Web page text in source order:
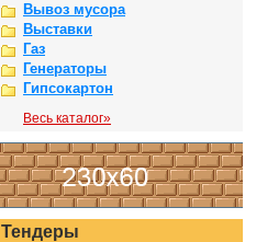
Вывоз мусора
Выставки
Газ
Генераторы
Гипсокартон
Весь каталог»
Тендеры